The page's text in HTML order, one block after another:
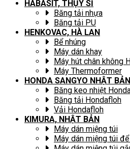
HABASIT, THỤY SĨ
Băng tải nhựa
Băng tải PU
HENKOVAC, HÀ LAN
Bể nhúng
Máy dán khay
Máy hút chân không
Máy Thermoformer
HONDA SANGYO NHẬT BẢN
Băng keo nhiệt
Băng tải Hondafloh
Vải Hondafloh
KIMURA, NHẬT BẢN
Máy dán miệng túi
Máy dán miệng túi